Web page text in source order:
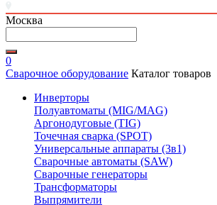
Москва
0
Сварочное оборудование Каталог товаров
Инверторы
Полуавтоматы (MIG/MAG)
Аргонодуговые (TIG)
Точечная сварка (SPOT)
Универсальные аппараты (3в1)
Сварочные автоматы (SAW)
Сварочные генераторы
Трансформаторы
Выпрямители